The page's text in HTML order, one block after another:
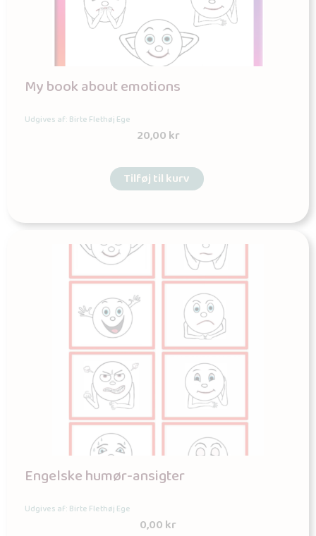
My book about emotions
Udgives af: Birte Flethøj Ege
20,00kr
Tilføj til kurv
Engelske humør-ansigter
Udgives af: Birte Flethøj Ege
0,00kr